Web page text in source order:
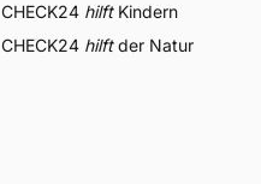
CHECK24 hilftKindern
CHECK24 hilftder Natur